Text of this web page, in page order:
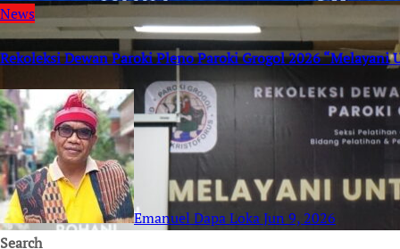
News
Rekoleksi Dewan Paroki Pleno Paroki Grogol 2026 “Melayani
Emanuel Dapa LokaJun 9, 2026
Search